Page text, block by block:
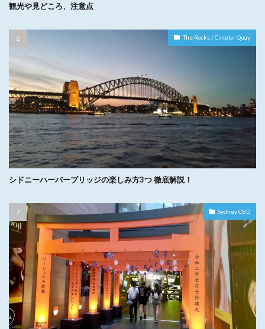
観光や見どころ、注意点
The Rocks / Circular Quay
シドニーハーバーブリッジの楽しみ方3つ 徹底解説！
Sydney CBD